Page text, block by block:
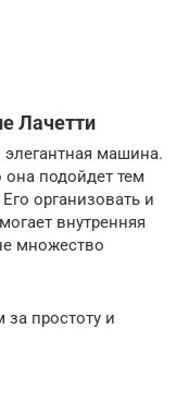
Лачетти
элегантная машина.
она подойдет тем
организовать и
внутренняя
множество
простоту и